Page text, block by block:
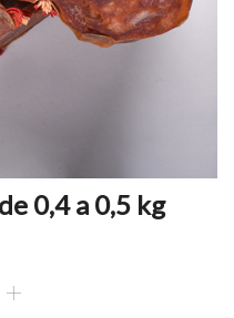
0,4 a 0,5 kg